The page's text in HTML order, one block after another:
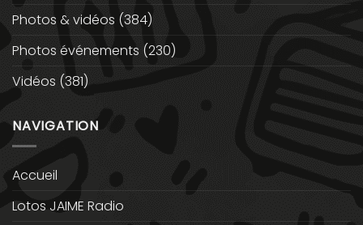
Photos & vidéos (384)
Photos événements (230)
Vidéos (381)
NAVIGATION
Accueil
Lotos JAIME Radio